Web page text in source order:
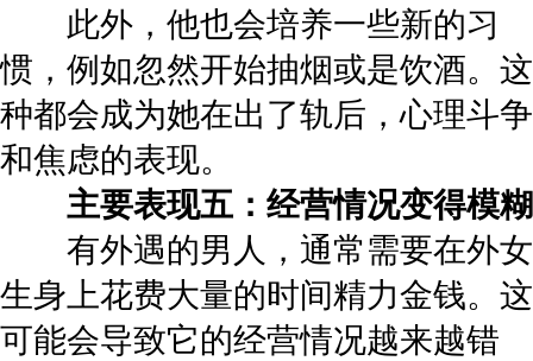
此外，他也会培养一些新的习
惯，例如忽然开始抽烟或是饮酒。这
种都会成为她在出了轨后，心理斗争
和焦虑的表现。
主要表现五：经营情况变得模糊
有外遇的男人，通常需要在外女
生身上花费大量的时间精力金钱。这
可能会导致它的经营情况越来越错